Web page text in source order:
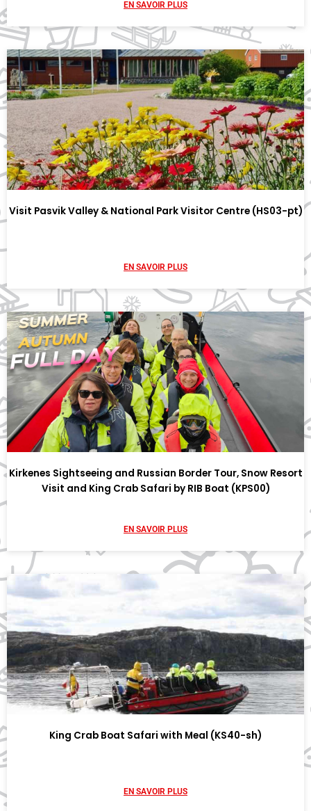
EN SAVOIR PLUS
Visit Pasvik Valley & National Park Visitor Centre (HS03-pt)
EN SAVOIR PLUS
Kirkenes Sightseeing and Russian Border Tour, Snow Resort
Visit and King Crab Safari by RIB Boat (KPS00)
EN SAVOIR PLUS
King Crab Boat Safari with Meal (KS40-sh)
EN SAVOIR PLUS